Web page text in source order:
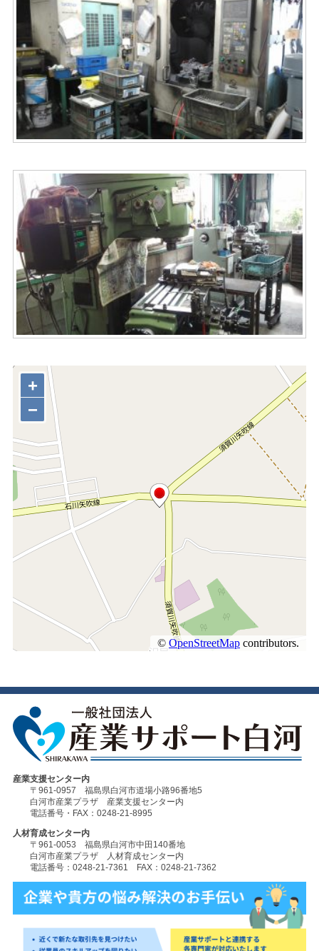
産業支援センター内
〒961-0957 福島県白河市道場小路96番地5
白河市産業プラザ 産業支援センター内
電話番号・FAX：0248-21-8995
人材育成センター内
〒961-0053 福島県白河市中田140番地
白河市産業プラザ 人材育成センター内
電話番号：0248-21-7361 FAX：0248-21-7362